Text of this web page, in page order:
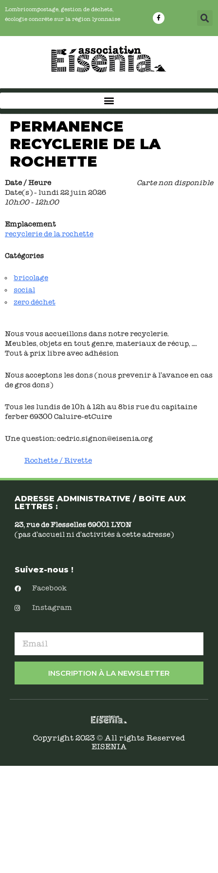
Lombricompostage, gestion de déchets,
écologie concrête sur la région lyonnaise
PERMANENCE
RECYCLERIE DE LA
ROCHETTE
Carte non disponible
Date / Heure
Date(s) - lundi 22 juin 2026
10h:00 - 12h:00
Emplacement
recyclerie de la rochette
Catégories
bricolage
social
zero déchet
Nous vous accueillons dans notre recyclerie.
Meubles, objets en tout genre, materiaux de récup, ….
Tout à prix libre avec adhésion
Nous acceptons les dons (nous prevenir à l’avance en cas
de gros dons)
Tous les lundis de 10h à 12h au 8bis rue du capitaine
ferber 69300 Caluire-etCuire
Une question: cedric.signon@eisenia.org
Rochette / Rivette
ADRESSE ADMINISTRATIVE / BOîTE AUX
LETTRES :
23, rue de Flesselles 69001 LYON
(pas d’accueil ni d’activités à cette adresse)
Suivez-nous !
Facebook
Instagram
INSCRIPTION À LA NEWSLETTER
Copyright 2023 © All rights Reserved
EISENIA